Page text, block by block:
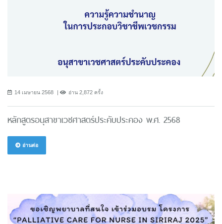
14 เมษายน 2568 อ่าน 2,872 ครั้ง
หลักสูตรอนุสาขาเวชศาสตร์ประคับประคอง พ.ศ. 2568
อ่านต่อ